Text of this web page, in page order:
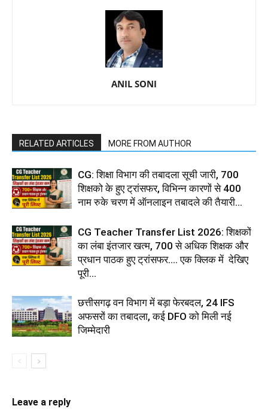
ANIL SONI
RELATED ARTICLES MORE FROM AUTHOR
CG: शिक्षा विभाग की तबादला सूची जारी, 700
शिक्षको के हुए ट्रांसफर, विभिन्न कारणों से 400
नाम रुके चरण में ऑनलाइन तबादले की तैयारी...
CG Teacher Transfer List 2026: शिक्षकों
का लंबा इंतजार खत्म, 700 से अधिक शिक्षक और
प्रधान पाठक हुए ट्रांसफर.... एक क्लिक में देखिए
पूरी...
छत्तीसगढ़ वन विभाग में बड़ा फेरबदल, 24 IFS
अफसरों का तबादला, कई DFO को मिली नई
जिम्मेदारी
Leave a reply